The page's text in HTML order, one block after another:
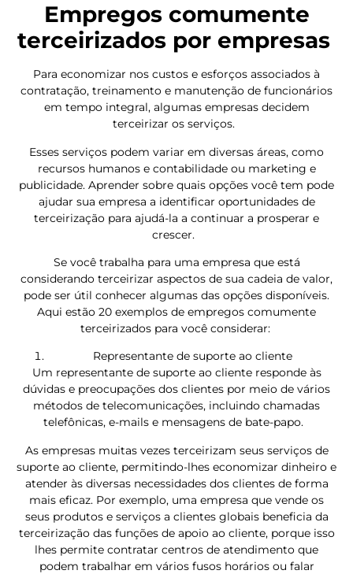
Empregos comumente
terceirizados por empresas
Para economizar nos custos e esforços associados à
contratação, treinamento e manutenção de funcionários
em tempo integral, algumas empresas decidem
terceirizar os serviços.
Esses serviços podem variar em diversas áreas, como
recursos humanos e contabilidade ou marketing e
publicidade. Aprender sobre quais opções você tem pode
ajudar sua empresa a identificar oportunidades de
terceirização para ajudá-la a continuar a prosperar e
crescer.
Se você trabalha para uma empresa que está
considerando terceirizar aspectos de sua cadeia de valor,
pode ser útil conhecer algumas das opções disponíveis.
Aqui estão 20 exemplos de empregos comumente
terceirizados para você considerar:
Representante de suporte ao cliente
Um representante de suporte ao cliente responde às
dúvidas e preocupações dos clientes por meio de vários
métodos de telecomunicações, incluindo chamadas
telefônicas, e-mails e mensagens de bate-papo.
As empresas muitas vezes terceirizam seus serviços de
suporte ao cliente, permitindo-lhes economizar dinheiro e
atender às diversas necessidades dos clientes de forma
mais eficaz. Por exemplo, uma empresa que vende os
seus produtos e serviços a clientes globais beneficia da
terceirização das funções de apoio ao cliente, porque isso
lhes permite contratar centros de atendimento que
podem trabalhar em vários fusos horários ou falar